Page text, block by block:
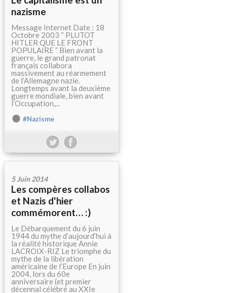
nazisme
Message Internet Date : 18
Octobre 2003 “ PLUTOT
HITLER QUE LE FRONT
POPULAIRE ” Bien avant la
guerre, le grand patronat
français collabora
massivement au réarmement
de l’Allemagne nazie.
Longtemps avant la deuxième
guerre mondiale, bien avant
l’Occupation,...
#Nazisme
5 Juin 2014
Les compères collabos
et Nazis d'hier
commémorent… :)
Le Débarquement du 6 juin
1944 du mythe d’aujourd’hui à
la réalité historique Annie
LACROIX-RIZ Le triomphe du
mythe de la libération
américaine de l’Europe En juin
2004, lors du 60e
anniversaire (et premier
décennal célébré au XXIe